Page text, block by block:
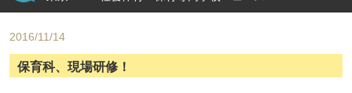
2016/11/14
保育科、現場研修！